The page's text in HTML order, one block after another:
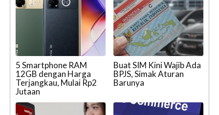
5 Smartphone RAM
12GB dengan Harga
Terjangkau, Mulai Rp2
Jutaan
Buat SIM Kini Wajib Ada
BPJS, Simak Aturan
Barunya